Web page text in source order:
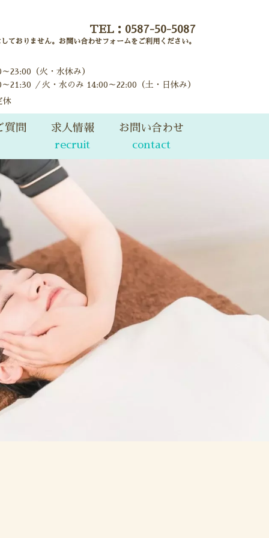
TEL： 0587-50-5087
ておりません。お問い合わせフォームをご利用ください。
23:00（火・水休み）
21:30 ／火・水のみ 14:00～22:00（土・日休み）
休
質問
求人情報
recruit
お問い合わせ
contact